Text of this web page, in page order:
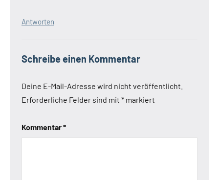
Antworten
Schreibe einen Kommentar
Deine E-Mail-Adresse wird nicht veröffentlicht.
Erforderliche Felder sind mit * markiert
Kommentar*